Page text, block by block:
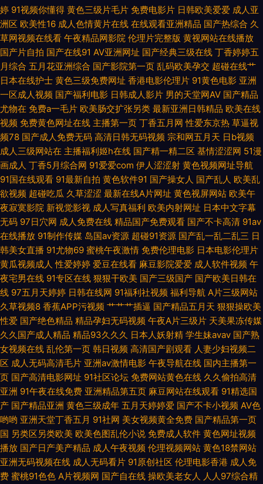
精品 日日爱影视 91精品86 久久综合 伊人艹久久 成人AV资源 亚洲91黑丝 国
产草逼观看 天天操B日韩无码 成人中文字幕一区 欧美专区精品色 91精品视
频网 果冻传媒做爱 激情综合涩涩网 91足交网站 在线a久青草视频 久久这里
有精品 黄色免费链接 九一黄色仓库 午夜激情网址 福利视频99 欧美色AB 先
锋成人资源 wwww日本另 日韩网址性网址 豆花肏肏视频 伊人玖玖视 国产老
熟女ass 五月天海角精品 超碰豆花91 欧美视屏 亚洲视频二区熟妇 www密桃
另类av磁力 91后入黑丝 欧美成人影 综合熟女午夜精品 老司机午夜福利院 一
级欧美 国产传媒91视频 青青草好吊 91经典免费视频 精品www 91国内产香
蕉 久久AV香蕉 在线看视频污 大香蕉五月丁香 青娱乐福利视频 91福礼专区
国产日韩欧美成人 亚洲内射黄网站 超碰人草色欲 午夜资源福利 久久国产乱
子 亚洲激情11 黄色网入口站91 香蕉视频网页版 国产黄网站 日本91视频 91
看b应用 精东黄色 五月天网页 伦理第一页 97色色影院 欧美变态网站 伊人91
啪啪啪 国产精品线路一 丝袜足交网址 豆花影院色 日本3级片人妻 91丝袜插
麻豆 日韩第1页 海角社区国产精伦 天天拍液夜拍 丁香AV在线 性爱探花视频
大香蕉午夜福利 青青草社区 91视频第二页 久久老湿 中文字幕精东影业 欧美
日韩成人国产
婷 91视频你懂得 黄色三级片毛片 免费电影片 日韩欧美爱爱 成人亚
洲区 欧美性16 成人色情黄片在线 在线观看亚洲精品 国产热综合 久
草网视频在线看 午夜精品网影院 伦理片完整版 黄视网站在线播放
国产片自拍 国产在线91 AV亚洲网址 国产经典三级在线 丁香婷婷五
月综合 五月花亚洲综合 国产影院第一页 乱码欧美孕交 超碰在线艹
日本在线护士 黄色三级免费网址 香港电影伦理片 91黄色电影 亚洲
一区成人视频 国产福利电影 日韩成人影片 男的天堂网AV 国产精品
尤物在 免费a一毛片 欧美肠交扩张另类 最新亚洲日韩精品 欧美在线
视频 免费黄色网址在线 主播第一页 丁香五月网 性爱东京热 草逼视
频78 国产成人免费无码 高清日韩无码视频 宗和网五月天 日b视频
成人三级网站在 主播福利姬h在线 国产精一精二区 基情涩涩网 51漫
画成人 丁香5月综合网 91爱爱com 伊人涩涩射 黄色视频网址导航
91国在线观看 91最新自拍 黄色软件91 国产操女人 国产乱人 欧美乱
欲视频 超碰吃瓜 久草涩涩 最新在线A片网址 黄色视屏网站 欧美午
夜寂寞影院 新视觉影视 成人写真福利 欧美内射网址 日本中文字幕
无码 97日穴网 成人免费在线 精品国产免费观看 国产不卡高清 91av
在线播放 91制作传媒 岛国av资源 超碰91资源 国产乱一乱二乱三 日
韩美女直播 91尤物69 蜜桃午夜激情 免费伦理电影 日本电影伦理片
黄瓜视频成人 性爱婷婷 爱豆在线看 麻豆影院爱爱 成人软件视频 午
夜宅男在线 91专区在线 狠狠干欧美 国产三级国产 国产欧美日韩在
线 97五月天婷婷 日韩在线网 91福利社视频 福利导航 A片三级网站
久草视频8 香蕉APP污视频 艹艹艹插逼 国产精品五月天 狠狠操欧美
性爱 国产绝色精品 精品孕妇无码视频 午夜A片三级片 天美果冻传媒
久久国产成人精品 精品93久久久 日本人妖射精 学生妹avav 国产熟
女视频在线 乱伦第一页 韩日视频 高清国产剧观看 人妻少妇视频二
区 成人无码高清毛片 亚洲av激情电影 午夜导航在线 国内主播第一
页 国产高清电影网址 91社区论坛 免费网站黄色在线 久久偷拍高清
亚洲 91午夜在线免费 亚洲精品第五页 麻豆网站在线观看 91精选国
产 国产精品亚洲 黄色三级成年 五月天婷婷爱 国产不卡小视频 AV色
哟哟 亚洲天堂丁香五月 91社网 美女视频黄全免费 国产精品第一页
国 另类区另类欧美 欧美色图乱伦小说 免费成人软件 黄色网址视频
播放 国产日产美产精品 成人午夜视频 伦理视频网站 黄色18禁网站
亚洲无码视频在线 成人无码看片 91原创社区 伦理电影香港 成人免
费 蜜桃91色色 A片视频网 国产自在线 操欧美老女人 人人97综合精